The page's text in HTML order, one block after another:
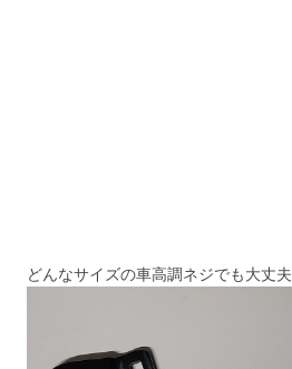
どんなサイズの車高調ネジでも大丈夫